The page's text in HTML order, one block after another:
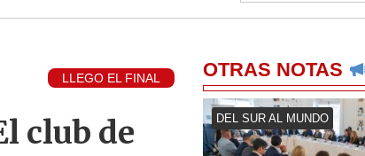
LLEGO EL FINAL
club de
OTRAS NOTAS
DEL SUR AL MUNDO